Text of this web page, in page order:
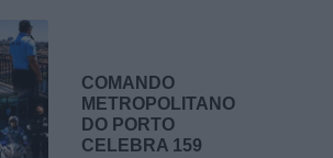
COMANDO
METROPOLITANO
DO PORTO
CELEBRA 159